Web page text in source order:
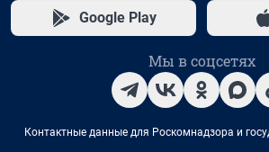
Google Play
Мы в соцсетях
Контактные данные для Роскомнадзора и